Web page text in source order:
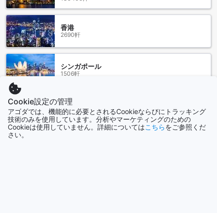
できます。さらに、バルエリは歴史的な建築物や文化的な名
所も多く、街全体が魅力的な雰囲気に包まれています。ラデ
ィソン ホテル アルファヴィルの周辺地域は、バルエリの魅力
を存分に味わえる場所となっています。
ラディソン ホテル アルファヴィルへのアクセス方法
ラディソン ホテル アルファヴィルは、ブラジルのバルエリに
りです。
サンパウロ・グアルーリョス国際空港からラディソン ホテル
アルファヴィルへは、タクシーやレンタカーを利用すること
ができます。空港には多数のタクシー会社やレンタカーサー
ビスがあり、ホテルまでの所要時間は約1時間です。また、公
共交通機関を利用する場合は、空港からシャトルバスやバス
香港
2690軒
シンガポール
1506軒
全て表示
Cookie設定の管理
アゴダでは、機能的に必要とされるCookieならびにトラッキング
技術のみを使用しています。分析やマーケティングのための
Cookieは使用していません。詳細についてはこちらをご参照くだ
さい。